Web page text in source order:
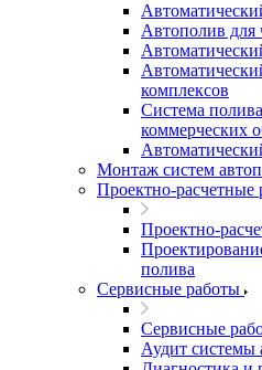
Автополив для
комплексов
Система
коммерческих
Монтаж систем
Проектно-расчетные
Проектно-
полива
Сервисные работы
Сервисные
Аудит системы